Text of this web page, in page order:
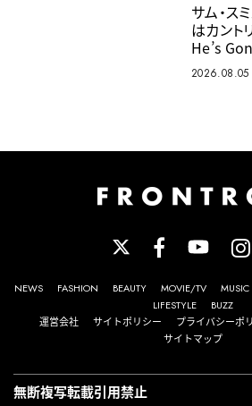
サム・ス
はカント
He’s
2026.08.05
NEWS FASHION BEAUTY MOVIE/TV MUSIC
LIFESTYLE
BUZZ
運営会社
サイトポリシー プライバシーポ
サイトマップ
無断複写転載引用禁止